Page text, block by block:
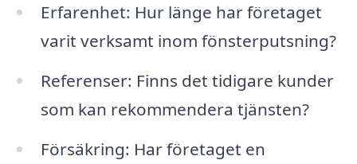
Erfarenhet: Hur länge har företaget
varit verksamt inom fönsterputsning?
Referenser: Finns det tidigare kunder
som kan rekommendera tjänsten?
Försäkring: Har företaget en